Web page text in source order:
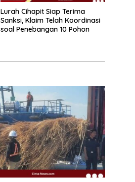
Lurah Cihapit Siap Terima
Sanksi, Klaim Telah Koordinasi
soal Penebangan 10 Pohon